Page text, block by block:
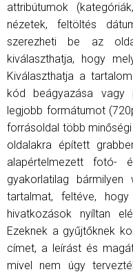
attribútumok
nézetek, feltöltés
szerezheti be az
kiválaszthatja, hogy
Kiválaszthatja a
kód beágyazása vagy
legjobb formátumot
forrásoldal több
oldalakra épített
alapértelmezett fotó-
gyakorlatilag
tartalmat, feltéve,
hivatkozások nyíltan
Ezeknek a gyűjtőknek
címet, a leírást és
mivel nem úgy